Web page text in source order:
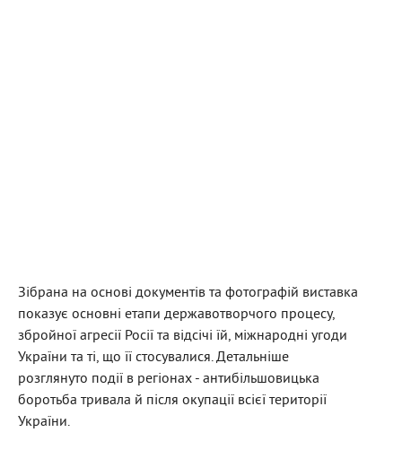
Зібрана на основі документів та фотографій виставка
показує основні етапи державотворчого процесу,
збройної агресії Росії та відсічі їй, міжнародні угоди
України та ті, що її стосувалися. Детальніше
розглянуто події в регіонах - антибільшовицька
боротьба тривала й після окупації всієї території
України.